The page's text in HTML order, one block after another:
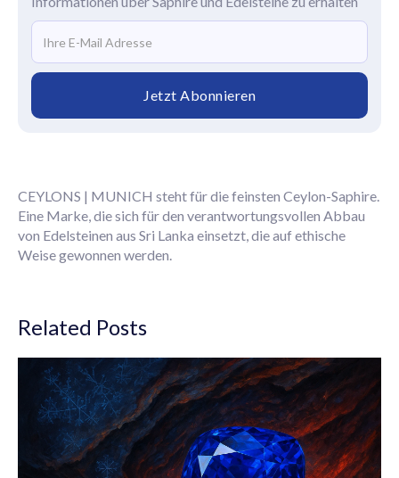
CEYLONS | MUNICH steht für die feinsten Ceylon-Saphire.
Eine Marke, die sich für den verantwortungsvollen Abbau
von Edelsteinen aus Sri Lanka einsetzt, die auf ethische
Weise gewonnen werden.
Related Posts